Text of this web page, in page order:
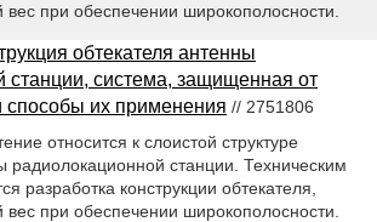
при обеспечении широкополосности.
обтекателя антенны
станции, система, защищенная от
способы их применения // 2751806
относится к слоистой структуре
радиолокационной станции. Техническим
разработка конструкции обтекателя,
при обеспечении широкополосности.